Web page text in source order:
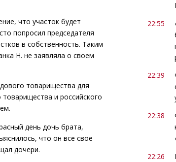
что участок будет
попросил председателя
в собственность. Таким
Н. не заявляла о своем
товарищества для
и российского
день дочь брата,
что он все свое
дочери.
22:55
22:39
22:38
22:26